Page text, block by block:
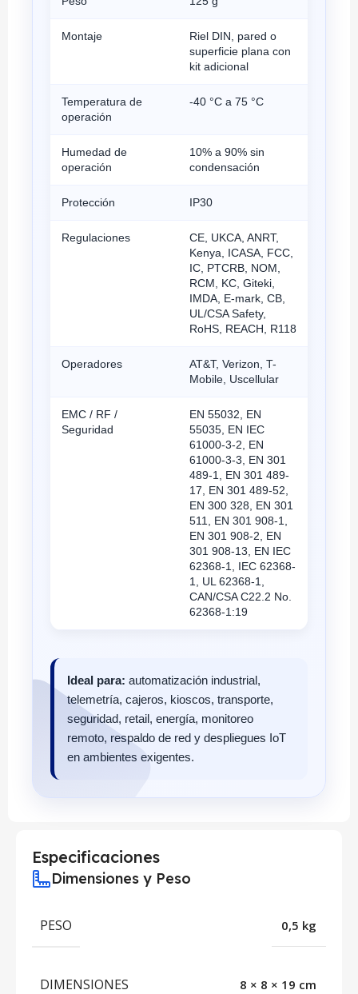
Montaje
Riel DIN, pared o
superficie plana con
kit adicional
Temperatura de
operación
-40 °C a 75 °C
Humedad de
operación
10% a 90% sin
condensación
Protección IP30
Regulaciones
CE, UKCA, ANRT,
Kenya, ICASA, FCC,
IC, PTCRB, NOM,
RCM, KC, Giteki,
IMDA, E-mark, CB,
UL/CSA Safety,
RoHS, REACH, R118
Operadores
AT&T, Verizon, T-
Mobile, Uscellular
EMC / RF /
Seguridad
EN 55032, EN
55035, EN IEC
61000-3-2, EN
61000-3-3, EN 301
489-1, EN 301 489-
17, EN 301 489-52,
EN 300 328, EN 301
511, EN 301 908-1,
EN 301 908-2, EN
301 908-13, EN IEC
62368-1, IEC 62368-
1, UL 62368-1,
CAN/CSA C22.2 No.
62368-1:19
Ideal para: automatización industrial,
telemetría, cajeros, kioscos, transporte,
seguridad, retail, energía, monitoreo
remoto, respaldo de red y despliegues IoT
en ambientes exigentes.
Especificaciones
Dimensiones y Peso
PESO 0,5 kg
DIMENSIONES 8 × 8 × 19 cm